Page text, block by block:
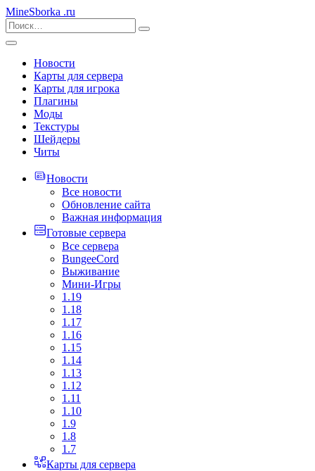
MineSborka .ru
Новости
Карты для сервера
Карты для игрока
Плагины
Моды
Текстуры
Шейдеры
Читы
Новости
Все новости
Обновление сайта
Важная информация
Готовые сервера
Все сервера
BungeeCord
Выживание
Мини-Игры
1.19
1.18
1.17
1.16
1.15
1.14
1.13
1.12
1.11
1.10
1.9
1.8
1.7
Карты для сервера